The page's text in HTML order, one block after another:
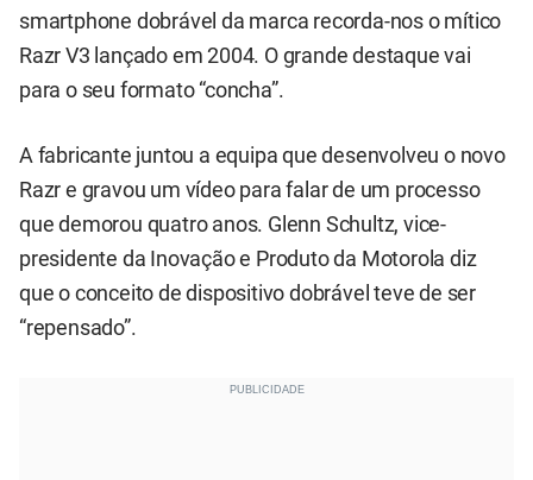
smartphone dobrável da marca recorda-nos o mítico
Razr V3 lançado em 2004. O grande destaque vai
para o seu formato “concha”.
A fabricante juntou a equipa que desenvolveu o novo
Razr e gravou um vídeo para falar de um processo
que demorou quatro anos. Glenn Schultz, vice-
presidente da Inovação e Produto da Motorola diz
que o conceito de dispositivo dobrável teve de ser
“repensado”.